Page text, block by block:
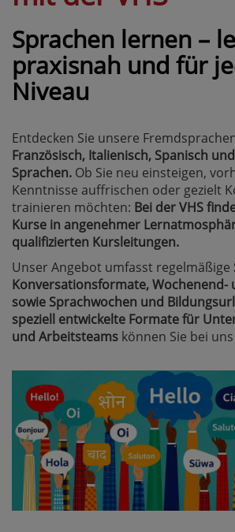
Sprachen lernen –
praxisnah und für
Niveau
Entdecken Sie unsere
Französisch, Italienisch, Spanisch
Sprachen. Ob Sie neu einsteigen,
Kenntnisse auffrischen oder gezielt
trainieren möchten: Bei der VHS
Kurse in angenehmer
qualifizierten Kursleitungen.
Unser Angebot umfasst regelmäßige
Konversationsformate, Wochenend-
sowie Sprachwochen und
speziell entwickelte Formate für
und Arbeitsteams können Sie bei